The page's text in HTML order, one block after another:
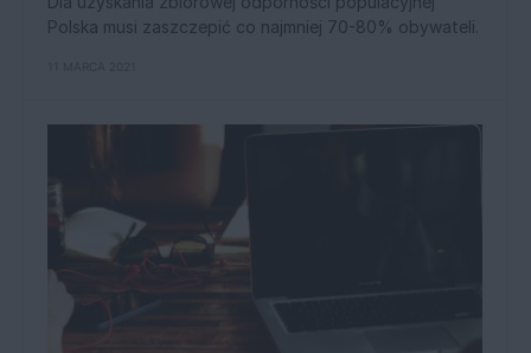
Polska musi zaszczepić co najmniej 70-80% obywateli.